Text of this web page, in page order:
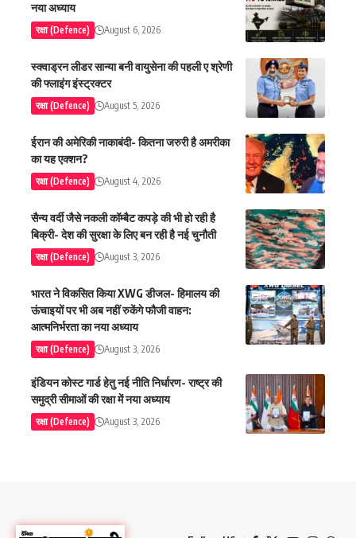
नया अध्याय
रक्षा (Defence) August 6, 2026
स्क्वाड्रन लीडर सान्या बनी वायुसेना की पहली ए श्रेणी
की फ्लाइंग इंस्ट्रक्टर
रक्षा (Defence) August 5, 2026
ईरान की अमेरिकी नाकाबंदी- कितना जरुरी है अमरीका
का यह एक्शन?
रक्षा (Defence) August 4, 2026
सैन्य वर्दी जैसे नकली कॉम्बैट कपड़े की भी हो रही है
बिक्री- देश की सुरक्षा के लिए बन रही है नई चुनौती
रक्षा (Defence) August 3, 2026
भारत ने विकसित किया XWG डीजल- हिमालय की
ऊंचाइयों पर भी अब नहीं रुकेंगे फौजी वाहन:
आत्मनिर्भरता का नया अध्याय
रक्षा (Defence) August 3, 2026
इंडियन कोस्ट गार्ड हेतु नई नीति निर्धारण- राष्ट्र की
समुद्री सीमाओं की रक्षा में नया अध्याय
रक्षा (Defence) August 3, 2026